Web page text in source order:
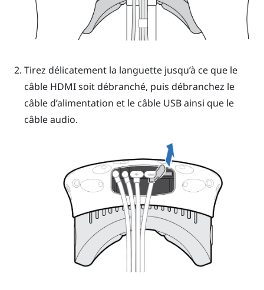
Tirez délicatement la languette jusqu’à ce que le
câble HDMI soit débranché, puis débranchez le
câble d’alimentation et le câble USB ainsi que le
câble audio.